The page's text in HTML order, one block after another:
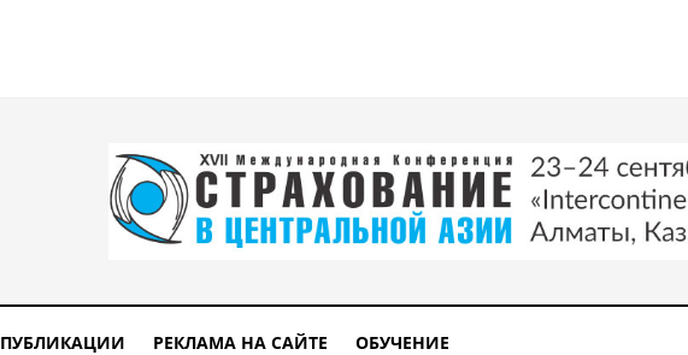
ПУБЛИКАЦИИ РЕКЛАМА НА САЙТЕ ОБУЧЕНИЕ